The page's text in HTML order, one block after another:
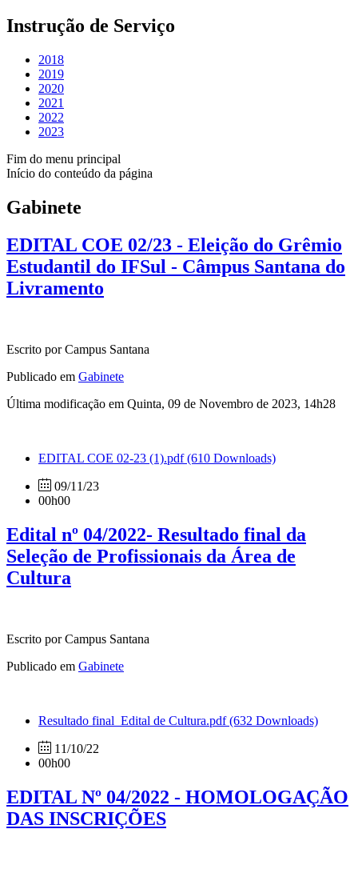
Instrução de Serviço
2018
2019
2020
2021
2022
2023
Fim do menu principal
Início do conteúdo da página
Gabinete
EDITAL COE 02/23 - Eleição do Grêmio
Estudantil do IFSul - Câmpus Santana do
Livramento
Escrito por Campus Santana
Publicado em Gabinete
Última modificação em Quinta, 09 de Novembro de 2023, 14h28
EDITAL COE 02-23 (1).pdf(610 Downloads)
09/11/23
00h00
Edital nº 04/2022- Resultado final da
Seleção de Profissionais da Área de
Cultura
Escrito por Campus Santana
Publicado em Gabinete
Resultado final_Edital de Cultura.pdf(632 Downloads)
11/10/22
00h00
EDITAL Nº 04/2022 - HOMOLOGAÇÃO
DAS INSCRIÇÕES